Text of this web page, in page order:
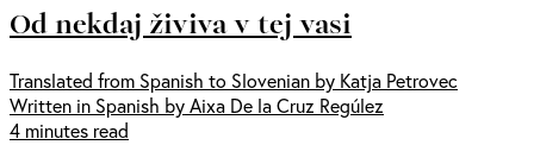
Od nekdaj živiva v tej vasi
Translated from Spanish to Slovenian by Katja Petrovec
Written in Spanish by Aixa De la Cruz Regúlez
4 minutes read